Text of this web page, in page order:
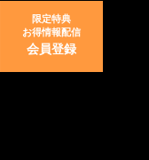
限定特典
お得情報配信
会員登録